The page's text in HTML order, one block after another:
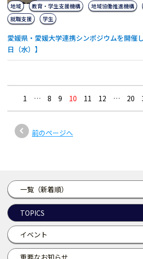
一覧（新着順）
TOPICS
イベント
重要なお知らせ
愛媛県・愛媛大学連携シンポジウムを開催
日（水）】
地域 教育・学生支援機構 地域協働推進機構
就職支援
学生
1
前のページへ
… 8 9 10 11 12 … 20